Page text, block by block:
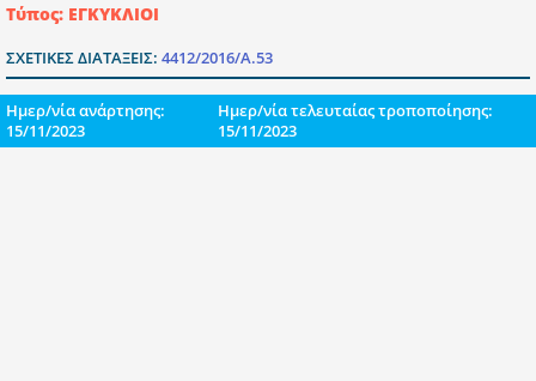
Τύπος: ΕΓΚΥΚΛΙΟΙ
ΣΧΕΤΙΚΕΣ ΔΙΑΤΑΞΕΙΣ: 4412/2016/Α.53
Ημερ/νία ανάρτησης:
15/11/2023
Ημερ/νία τελευταίας τροποποίησης:
15/11/2023